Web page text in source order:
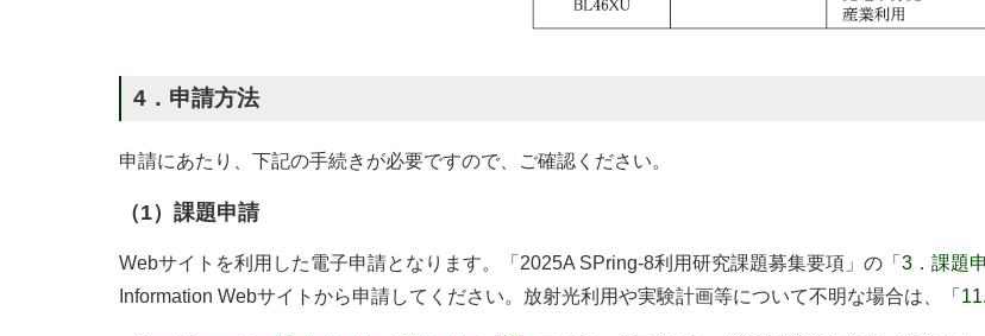
4．申請方法
申請にあたり、下記の手続きが必要ですので、ご確認ください。
（1）課題申請
Webサイトを利用した電子申請となります。「2025A SPring-8利用研究課題募集要項」の「 3．課題
Information Webサイトから申請してください。放射光利用や実験計画等について不明な場合は、「